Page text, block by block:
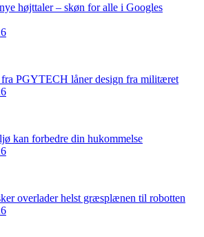
højttaler – skøn for alle i Googles
fra PGYTECH låner design fra militæret
kan forbedre din hukommelse
overlader helst græsplænen til robotten